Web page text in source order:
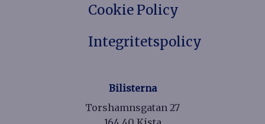
Cookie Policy
Integritetspolicy
Bilisterna
Torshamnsgatan 27